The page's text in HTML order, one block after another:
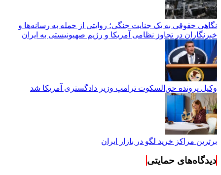
نگاهی حقوقی به یک جنایت جنگی؛ روایتی از حمله به رسانه‌ها و
خبرنگاران در تجاوز نظامی آمریکا و رژیم صهیونیستی به ایران
وکیل پرونده حق‌السکوت ترامپ وزیر دادگستری آمریکا شد
برترین مراکز خرید لگو در بازار ایران
دیدگاه‌های حمایتی